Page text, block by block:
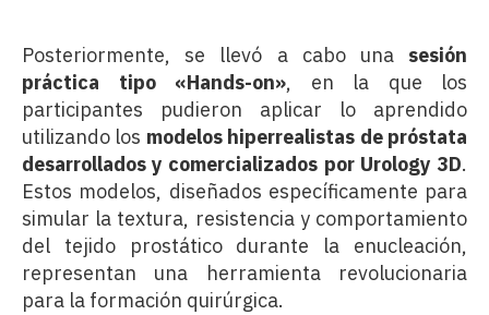
Posteriormente, se llevó a cabo una sesión
práctica tipo «Hands-on», en la que los
participantes pudieron aplicar lo aprendido
utilizando los modelos hiperrealistas de próstata
desarrollados y comercializados por Urology 3D.
Estos modelos, diseñados específicamente para
simular la textura, resistencia y comportamiento
del tejido prostático durante la enucleación,
representan una herramienta revolucionaria
para la formación quirúrgica.